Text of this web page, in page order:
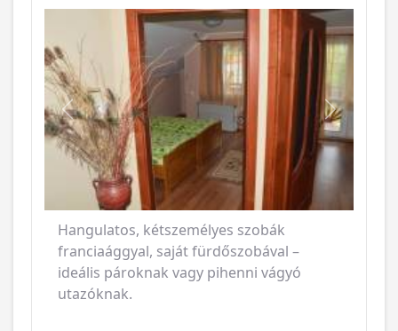
Vissza
Hangulatos, kétszemélyes szobák
franciaággyal, saját fürdőszobával –
ideális pároknak vagy pihenni vágyó
utazóknak.